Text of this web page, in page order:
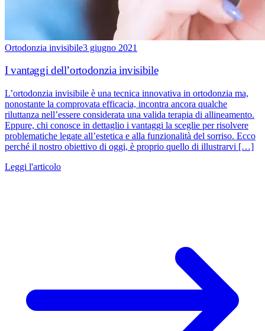
Ortodonzia invisibile3 giugno 2021
I vantaggi dell’ortodonzia invisibile
L’ortodonzia invisibile è una tecnica innovativa in ortodonzia ma,
nonostante la comprovata efficacia, incontra ancora qualche
riluttanza nell’essere considerata una valida terapia di allineamento.
Eppure, chi conosce in dettaglio i vantaggi la sceglie per risolvere
problematiche legate all’estetica e alla funzionalità del sorriso. Ecco
perché il nostro obiettivo di oggi, è proprio quello di illustrarvi […]
Leggi l'articolo